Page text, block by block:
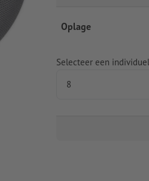
Oplage
Selecteer een